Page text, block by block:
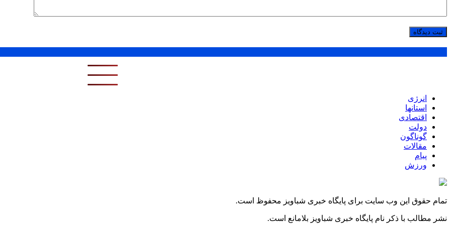
انرژی
استانها
اقتصادی
دولت
گوناگون
مقالات
پیام
ورزش
تمام حقوق این وب سایت برای پایگاه خبری شباویز محفوظ است.
نشر مطالب با ذکر نام پایگاه خبری شباویز بلامانع است.